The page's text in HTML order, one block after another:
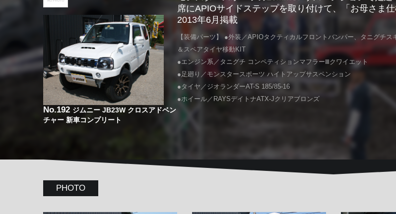
No.192 ジムニー JB23W クロスアドベン
チャー 新車コンプリート
席にAPIOサイドステップを取り付けて、「お母さま
2013年6月掲載
【装備パーツ】 ●外装／APIOタクティカルフロントバンパー、タニグチ
＆スペアタイヤ移動KIT
●エンジン系／タニグチ コンペティションマフラーⅢクワイエット
●足廻り／モンスタースポーツ ハイトアップサスペンション
●タイヤ／ジオランダーAT-S 185/85-16
●ホイール／RAYSデイトナATX-Jクリアブロンズ
PHOTO